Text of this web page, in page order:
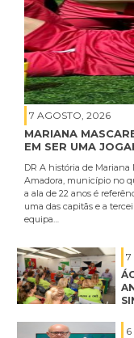
7 AGOSTO, 2026
MARIANA
EM SER UMA
DR A história de
Amadora, município no
a ala de 22 anos é
uma das capitãs e a
equipa…
7